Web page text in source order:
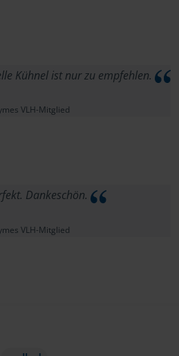
Kühnel ist nur zu empfehlen.
VLH-Mitglied
Dankeschön.
VLH-Mitglied